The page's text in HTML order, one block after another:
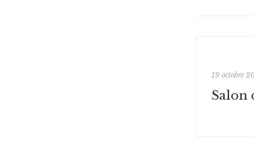
19 octobre